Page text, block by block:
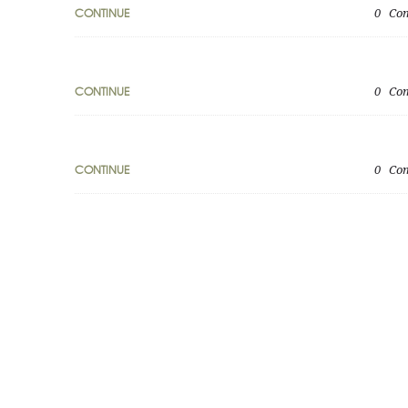
CONTINUE 0
CONTINUE 0
CONTINUE 0